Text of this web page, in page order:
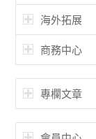
海外拓展
商務中心
專欄文章